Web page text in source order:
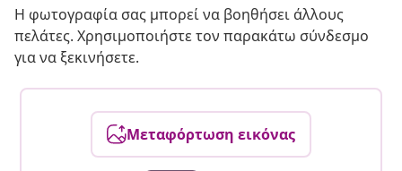
Η φωτογραφία σας μπορεί να βοηθήσει άλλους
πελάτες. Χρησιμοποιήστε τον παρακάτω σύνδεσμο
για να ξεκινήσετε.
Μεταφόρτωση εικόνας